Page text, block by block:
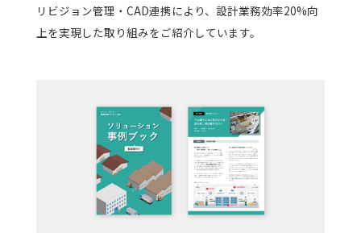
リビジョン管理・CAD連携により、設計業務効率20%向
上を実現した取り組みをご紹介しています。